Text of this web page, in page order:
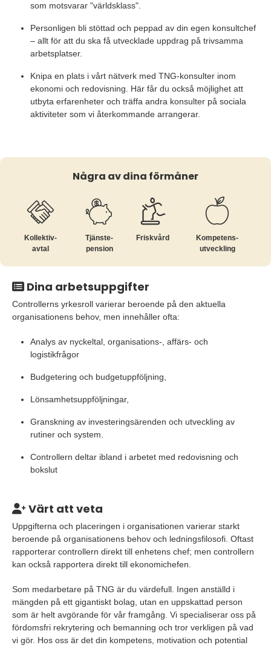
som motsvarar "världsklass".
Personligen bli stöttad och peppad av din egen konsultchef
– allt för att du ska få utvecklade uppdrag på trivsamma
arbetsplatser.
Knipa en plats i vårt nätverk med TNG-konsulter inom
ekonomi och redovisning. Här får du också möjlighet att
utbyta erfarenheter och träffa andra konsulter på sociala
aktiviteter som vi återkommande arrangerar.
Några av dina förmåner
Kollektiv­
avtal
Tjänste­
pension
Friskvård
Kompetens­
utveckling
Dina arbetsuppgifter
Controllerns yrkesroll varierar beroende på den aktuella
organisationens behov, men innehåller ofta:
Analys av nyckeltal, organisations-, affärs- och
logistikfrågor
Budgetering och budgetuppföljning,
Lönsamhetsuppföljningar,
Granskning av investeringsärenden och utveckling av
rutiner och system.
Controllern deltar ibland i arbetet med redovisning och
bokslut
Värt att veta
Uppgifterna och placeringen i organisationen varierar starkt
beroende på organisationens behov och ledningsfilosofi. Oftast
rapporterar controllern direkt till enhetens chef; men controllern
kan också rapportera direkt till ekonomichefen.
Som medarbetare på TNG är du värdefull. Ingen anställd i
mängden på ett gigantiskt bolag, utan en uppskattad person
som är helt avgörande för vår framgång. Vi specialiserar oss på
fördomsfri rekrytering och bemanning och tror verkligen på vad
vi gör. Hos oss är det din kompetens, motivation och potential